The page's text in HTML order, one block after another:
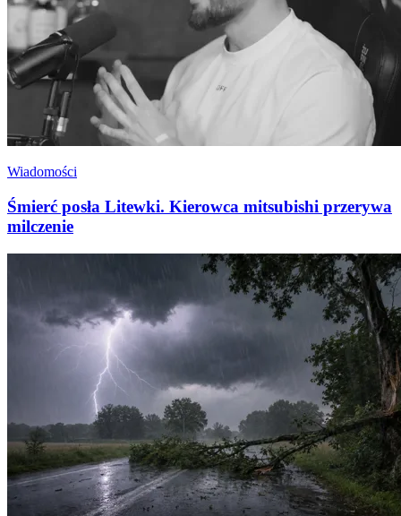
Wiadomości
Śmierć posła Litewki. Kierowca mitsubishi przerywa
milczenie